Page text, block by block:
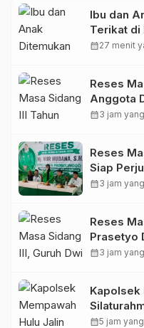
Ibu dan
Terikat di
Selidiki
calendar_month27 menit
Reses
Anggota
Fraksi
calendar_month3 jam
Reses
Siap
Kedopok
calendar_month3 jam
Reses
Prasetyo
calendar_month3 jam
Kapolsek
calendar_month5 jam